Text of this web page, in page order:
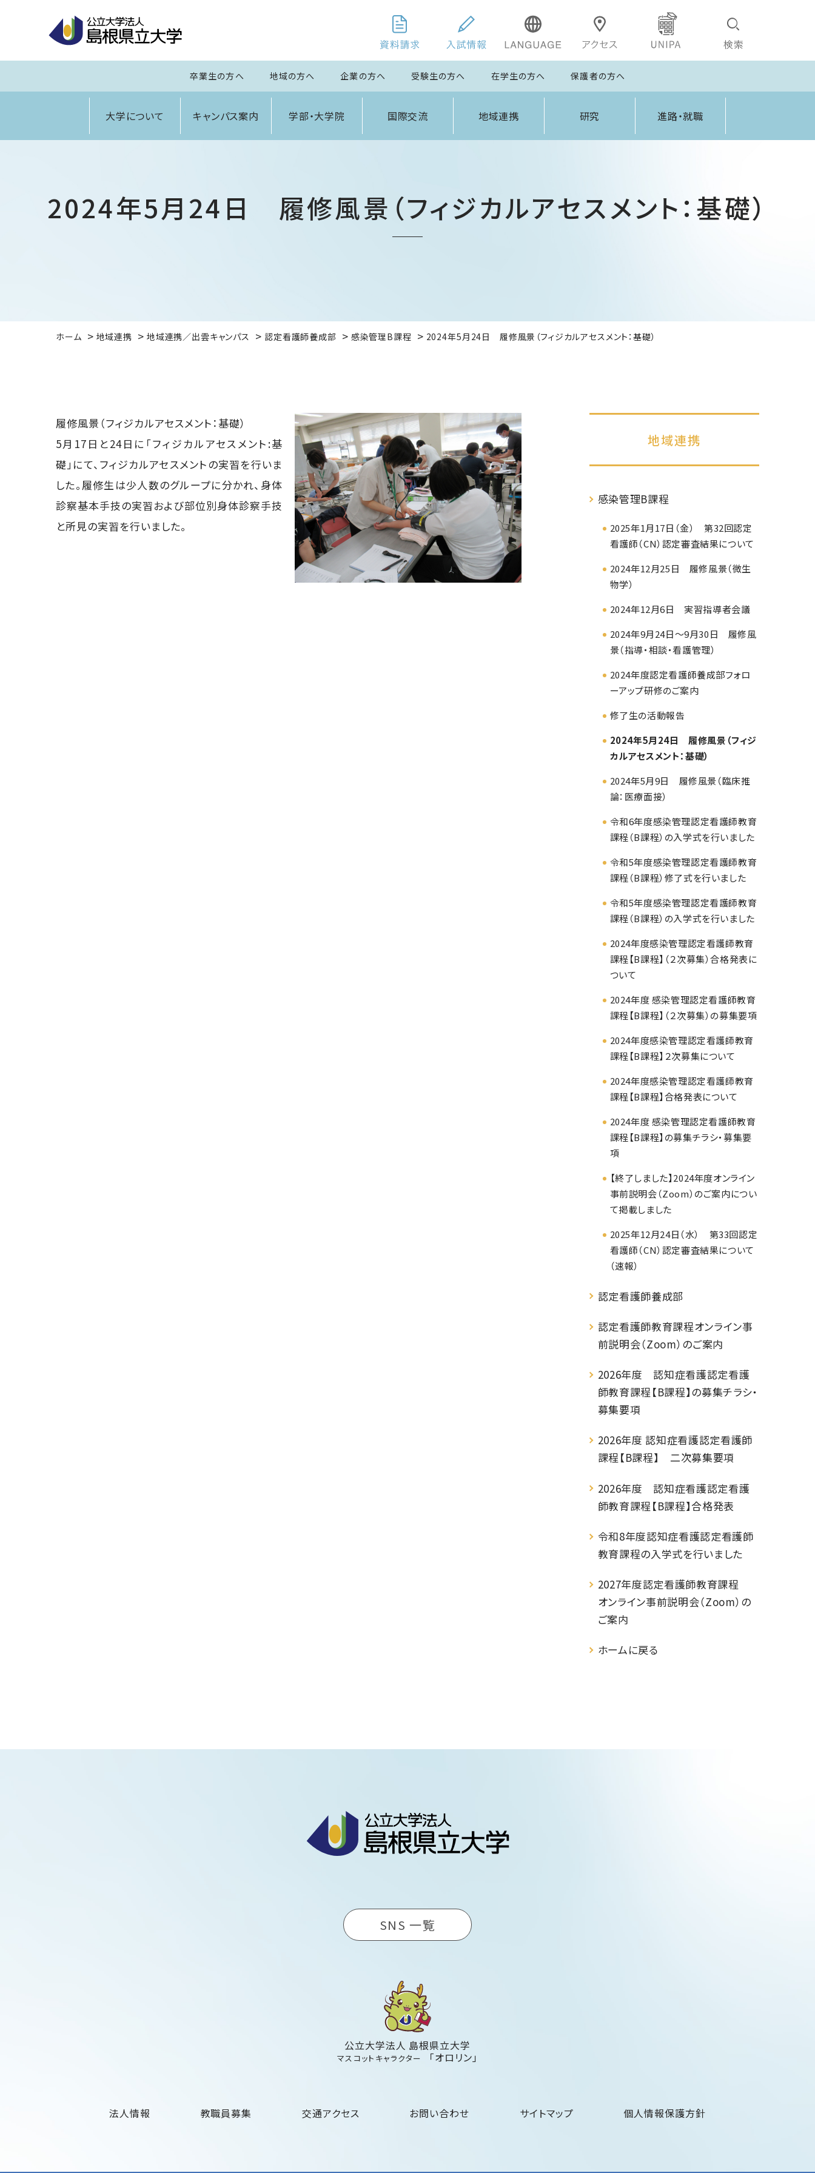
卒業生の方へ 地域の方へ 企業の方へ 受験生の方へ 在学生の方へ 保護者の方へ
大学について キャンパス案内 学部・大学院 国際交流 地域連携 研究 進路・就職
2024年5月24日 履修風景（フィジカルアセスメント：基礎）
ホーム 地域連携 地域連携／出雲キャンパス 認定看護師養成部 感染管理B課程 2024年5月24日 履修風景（フィジカルアセスメント：基礎）
履修風景（フィジカルアセスメント：基礎）
5月17日と24日に「フィジカルアセスメント:基
礎」にて、フィジカルアセスメントの実習を行いま
した。履修生は少人数のグループに分かれ、身体
診察基本手技の実習および部位別身体診察手技
と所見の実習を行いました。
地域連携
感染管理B課程
2025年1月17日（金） 第32回認定
看護師（CN）認定審査結果について
2024年12月25日 履修風景（微生
物学）
2024年12月6日 実習指導者会議
2024年9月24日～9月30日 履修風
景（指導・相談・看護管理）
2024年度認定看護師養成部フォロ
ーアップ研修のご案内
修了生の活動報告
2024年5月24日 履修風景（フィジ
カルアセスメント：基礎）
2024年5月9日 履修風景（臨床推
論：医療面接）
令和6年度感染管理認定看護師教育
課程（B課程）の入学式を行いました
令和5年度感染管理認定看護師教育
課程（B課程）修了式を行いました
令和5年度感染管理認定看護師教育
課程（B課程）の入学式を行いました
2024年度感染管理認定看護師教育
課程【B課程】（２次募集）合格発表に
ついて
2024年度 感染管理認定看護師教育
課程【B課程】（２次募集）の募集要項
2024年度感染管理認定看護師教育
課程【B課程】２次募集について
2024年度感染管理認定看護師教育
課程【B課程】合格発表について
2024年度 感染管理認定看護師教育
課程【B課程】の募集チラシ・募集要
項
【終了しました】2024年度オンライン
事前説明会（Zoom）のご案内につい
て掲載しました
2025年12月24日（水） 第33回認定
看護師（CN）認定審査結果について
（速報）
認定看護師養成部
認定看護師教育課程オンライン事
前説明会（Zoom）のご案内
2026年度 認知症看護認定看護
師教育課程【B課程】の募集チラシ・
募集要項
2026年度 認知症看護認定看護師
課程【B課程】 二次募集要項
2026年度 認知症看護認定看護
師教育課程【B課程】合格発表
令和8年度認知症看護認定看護師
教育課程の入学式を行いました
2027年度認定看護師教育課程
オンライン事前説明会（Zoom）の
ご案内
ホームに戻る
SNS 一覧
公立大学法人 島根県立大学
マスコットキャラクター 「オロリン」
法人情報 教職員募集 交通アクセス お問い合わせ サイトマップ 個人情報保護方針